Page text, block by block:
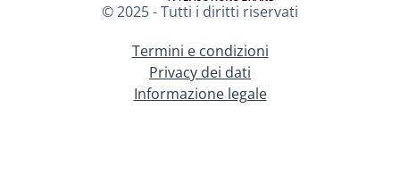
© 2025 - Tutti i diritti riservati
Termini e condizioni
Privacy dei dati
Informazione legale